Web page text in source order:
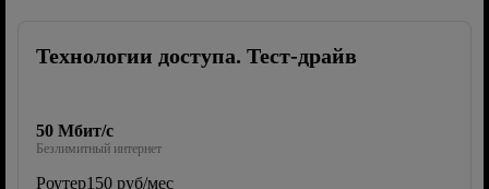
Технологии доступа. Тест-драйв
50 Мбит/с
Безлимитный интернет
Роутер150 руб/мес